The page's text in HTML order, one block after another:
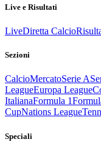
Live e Risultati
LiveDiretta Calcio
Sezioni
CalcioMercatoSerie A
LeagueEuropa League
ItalianaFormula 1
CupNations League
Speciali